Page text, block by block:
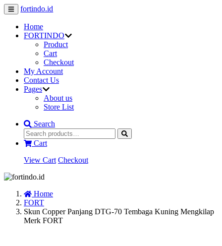
fortindo.id
Home
FORTINDO
Product
Cart
Checkout
My Account
Contact Us
Pages
About us
Store List
Search
Cart
View Cart Checkout
Home
FORT
Skun Copper Panjang DTG-70 Tembaga Kuning Mengkilap
Merk FORT